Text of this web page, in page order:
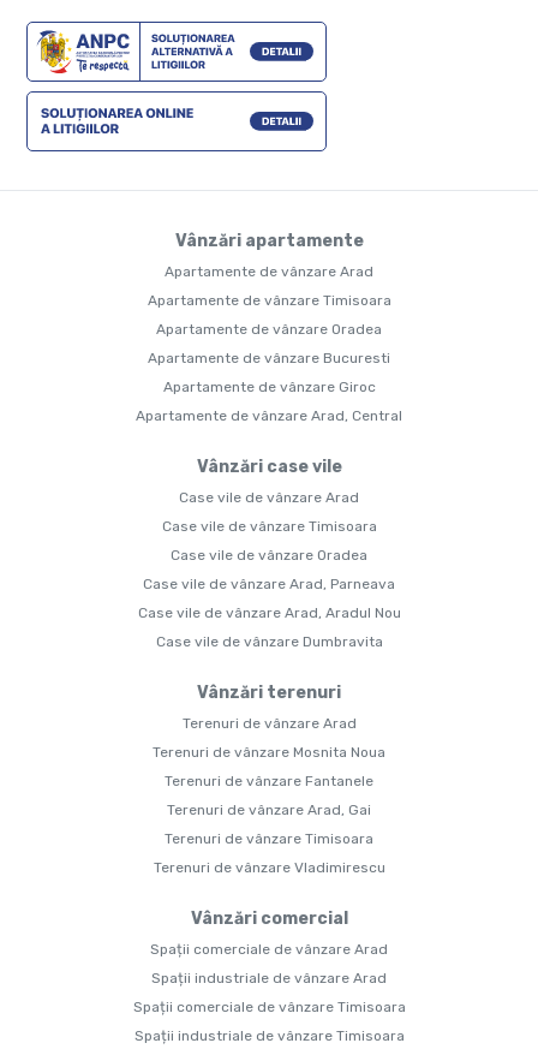
Vânzări apartamente
Apartamente de vânzare Arad
Apartamente de vânzare Timisoara
Apartamente de vânzare Oradea
Apartamente de vânzare Bucuresti
Apartamente de vânzare Giroc
Apartamente de vânzare Arad, Central
Vânzări case vile
Case vile de vânzare Arad
Case vile de vânzare Timisoara
Case vile de vânzare Oradea
Case vile de vânzare Arad, Parneava
Case vile de vânzare Arad, Aradul Nou
Case vile de vânzare Dumbravita
Vânzări terenuri
Terenuri de vânzare Arad
Terenuri de vânzare Mosnita Noua
Terenuri de vânzare Fantanele
Terenuri de vânzare Arad, Gai
Terenuri de vânzare Timisoara
Terenuri de vânzare Vladimirescu
Vânzări comercial
Spații comerciale de vânzare Arad
Spații industriale de vânzare Arad
Spații comerciale de vânzare Timisoara
Spații industriale de vânzare Timisoara